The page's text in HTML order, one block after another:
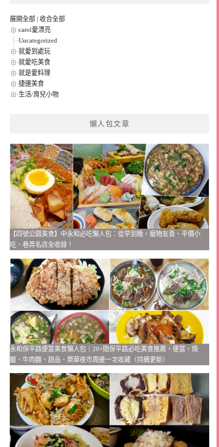
展開全部 | 收合全部
carol愛漂亮
Uncategorized
就愛到處玩
就愛吃美食
就是愛料理
捷運美食
生活/育兒小物
懶人包文章
【四號公園美食】中永和必吃懶人包：從早到晚，寵物友善、平價小
吃、巷弄名店全收錄！
永和保平路便當美食懶人包｜20+間保平路必吃美食推薦，便當、燒
臘、牛肉麵、甜品、樂華夜市周邊一次收藏（持續更新）